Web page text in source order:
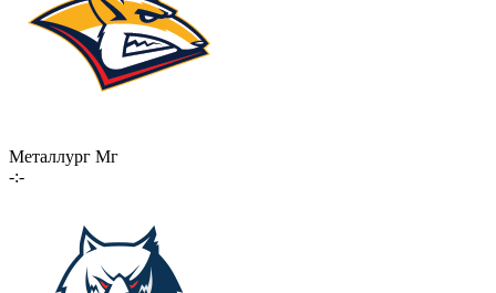
Металлург Мг
-:-